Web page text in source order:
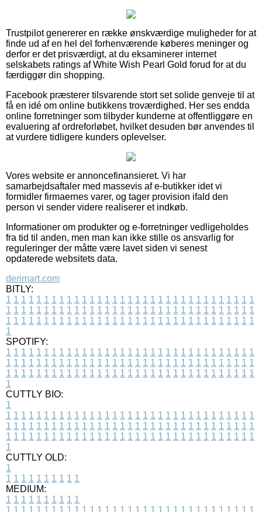
Trustpilot genererer en række ønskværdige muligheder for at
finde ud af en hel del forhenværende køberes meninger og
derfor er det prisværdigt, at du eksaminerer internet
selskabets ratings af White Wish Pearl Gold forud for at du
færdiggør din shopping.
Facebook præsterer tilsvarende stort set solide genveje til at
få en idé om online butikkens troværdighed. Her ses endda
online forretninger som tilbyder kunderne at offentliggøre en
evaluering af ordreforløbet, hvilket desuden bør anvendes til
at vurdere tidligere kunders oplevelser.
Vores website er annoncefinansieret. Vi har
samarbejdsaftaler med massevis af e-butikker idet vi
formidler firmaernes varer, og tager provision ifald den
person vi sender videre realiserer et indkøb.
Informationer om produkter og e-forretninger vedligeholdes
fra tid til anden, men man kan ikke stille os ansvarlig for
reguleringer der måtte være lavet siden vi senest
opdaterede websitets data.
derimart.com
BITLY:
1 1 1 1 1 1 1 1 1 1 1 1 1 1 1 1 1 1 1 1 1 1 1 1 1 1 1 1 1 1 1 1 1
1 1 1 1 1 1 1 1 1 1 1 1 1 1 1 1 1 1 1 1 1 1 1 1 1 1 1 1 1 1 1 1 1
1 1 1 1 1 1 1 1 1 1 1 1 1 1 1 1 1 1 1 1 1 1 1 1 1 1 1 1 1 1 1 1 1
1
SPOTIFY:
1 1 1 1 1 1 1 1 1 1 1 1 1 1 1 1 1 1 1 1 1 1 1 1 1 1 1 1 1 1 1 1 1
1 1 1 1 1 1 1 1 1 1 1 1 1 1 1 1 1 1 1 1 1 1 1 1 1 1 1 1 1 1 1 1 1
1 1 1 1 1 1 1 1 1 1 1 1 1 1 1 1 1 1 1 1 1 1 1 1 1 1 1 1 1 1 1 1 1
1
CUTTLY BIO:
1
1 1 1 1 1 1 1 1 1 1 1 1 1 1 1 1 1 1 1 1 1 1 1 1 1 1 1 1 1 1 1 1 1
1 1 1 1 1 1 1 1 1 1 1 1 1 1 1 1 1 1 1 1 1 1 1 1 1 1 1 1 1 1 1 1 1
1 1 1 1 1 1 1 1 1 1 1 1 1 1 1 1 1 1 1 1 1 1 1 1 1 1 1 1 1 1 1 1 1
1
CUTTLY OLD:
1
1 1 1 1 1 1 1 1 1 1
MEDIUM:
1 1 1 1 1 1 1 1 1 1
1 1 1 1 1 1 1 1 1 1 1 1 1 1 1 1 1 1 1 1 1 1 1 1 1 1 1 1 1 1 1 1 1